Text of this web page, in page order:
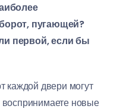
пугающей?
первой, если бы
двери могут
воспринимаете новые